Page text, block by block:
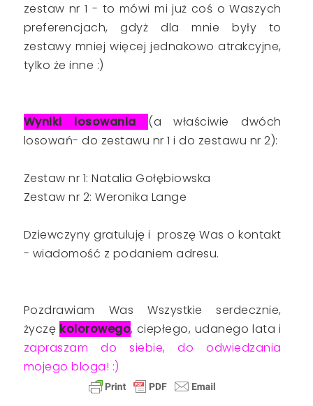
zestaw nr 1 - to mówi mi już coś o Waszych
preferencjach, gdyż dla mnie były to
zestawy mniej więcej jednakowo atrakcyjne,
tylko że inne :)
Wyniki losowania (a właściwie dwóch
losowań- do zestawu nr 1 i do zestawu nr 2):
Zestaw nr 1: Natalia Gołębiowska
Zestaw nr 2: Weronika Lange
Dziewczyny gratuluję i proszę Was o kontakt
- wiadomość z podaniem adresu.
Pozdrawiam Was Wszystkie serdecznie,
życzę kolorowego, ciepłego, udanego lata i
zapraszam do siebie, do odwiedzania
mojego bloga! :)